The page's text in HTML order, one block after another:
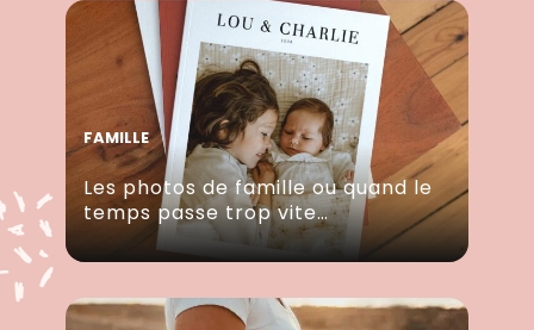
FAMILLE
Les photos de famille ou quand le
temps passe trop vite…